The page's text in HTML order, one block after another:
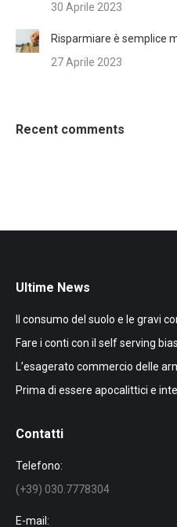
30 Aprile 2023
Risparmiare è semplice
27 Aprile 2023
Recent comments
Ultime News
Il consumo del suolo e le gravi
Fare i conti con il self serving bias
L’esagerato commercio delle
Prima di essere apocalittici e
Contatti
Telefono:
(+39) 030.7778304
E-mail: